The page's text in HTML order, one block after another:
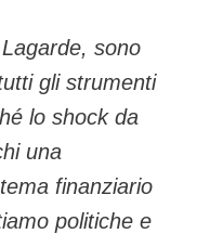
sono
gli strumenti
lo shock da
una
finanziario
politiche e